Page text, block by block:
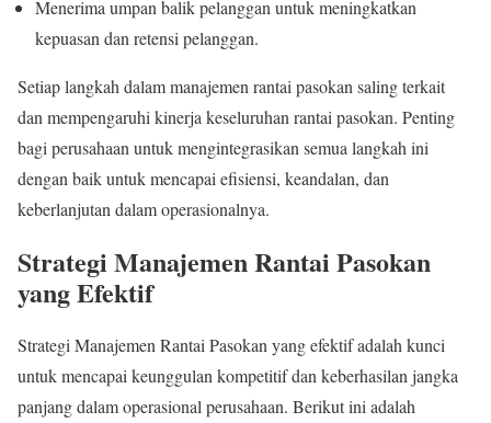
Menerima umpan balik pelanggan untuk meningkatkan
kepuasan dan retensi pelanggan.
Setiap langkah dalam manajemen rantai pasokan saling terkait
dan mempengaruhi kinerja keseluruhan rantai pasokan. Penting
bagi perusahaan untuk mengintegrasikan semua langkah ini
dengan baik untuk mencapai efisiensi, keandalan, dan
keberlanjutan dalam operasionalnya.
Strategi Manajemen Rantai Pasokan
yang Efektif
Strategi Manajemen Rantai Pasokan yang efektif adalah kunci
untuk mencapai keunggulan kompetitif dan keberhasilan jangka
panjang dalam operasional perusahaan. Berikut ini adalah